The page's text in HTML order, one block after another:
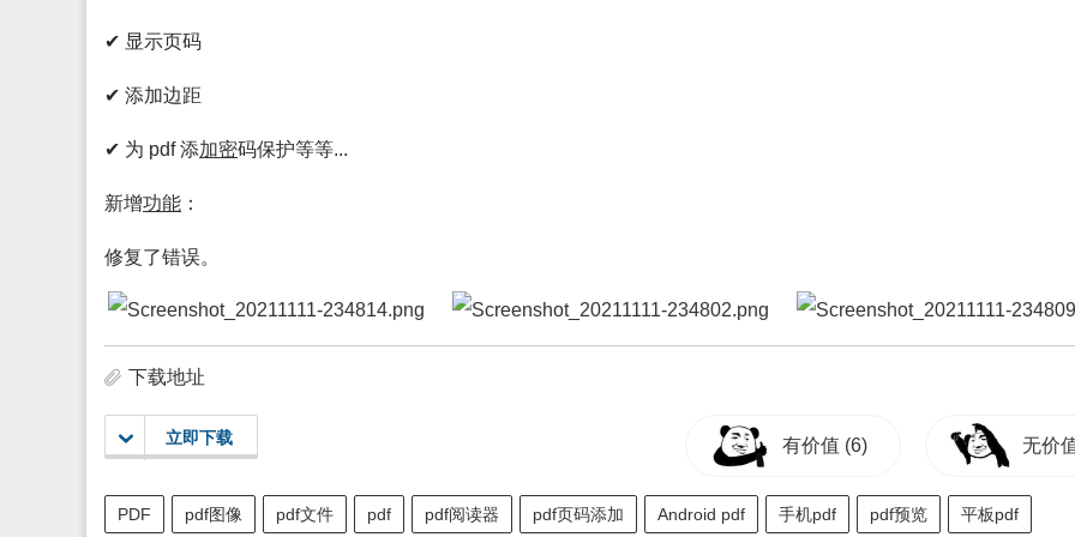
✔ 显示页码
✔ 添加边距
✔ 为 pdf 添加密码保护等等...
新增功能 ：
修复了错误。
下载地址
立即下载 有价值 (6) 无价
PDF pdf图像 pdf文件 pdf pdf阅读器 pdf页码添加 Android pdf 手机pdf pdf预览 平板pdf